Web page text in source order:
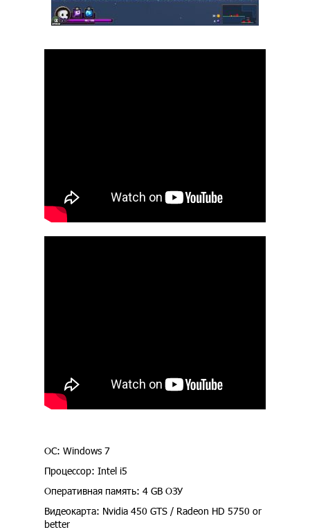
ОС: Windows 7
Процессор: Intel i5
Оперативная память: 4 GB ОЗУ
Видеокарта: Nvidia 450 GTS / Radeon HD 5750 or
better